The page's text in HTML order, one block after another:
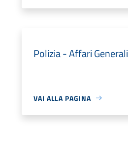
Polizia - Affari Generali
VAI ALLA PAGINA